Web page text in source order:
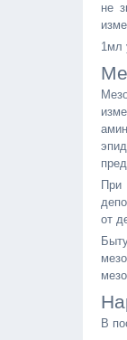
не
1мл
При
от
В